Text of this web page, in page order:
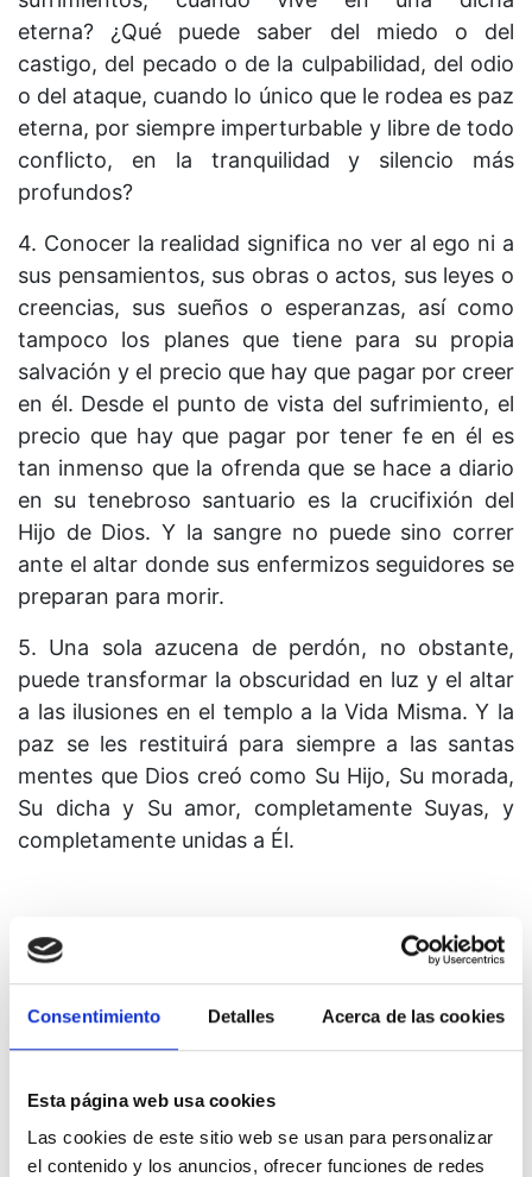
Consentimiento Detalles Acerca de las cookies
Esta página web usa cookies
Las cookies de este sitio web se usan para personalizar
el contenido y los anuncios, ofrecer funciones de redes
eterna? ¿Qué puede saber del miedo o del
castigo, del pecado o de la culpabilidad, del odio
o del ataque, cuando lo único que le rodea es paz
eterna, por siempre imperturbable y libre de todo
conflicto, en la tranquilidad y silencio más
profundos?
4. Conocer la realidad significa no ver al ego ni a
sus pensamientos, sus obras o actos, sus leyes o
creencias, sus sueños o esperanzas, así como
tampoco los planes que tiene para su propia
salvación y el precio que hay que pagar por creer
en él. Desde el punto de vista del sufrimiento, el
precio que hay que pagar por tener fe en él es
tan inmenso que la ofrenda que se hace a diario
en su tenebroso santuario es la crucifixión del
Hijo de Dios. Y la sangre no puede sino correr
ante el altar donde sus enfermizos seguidores se
preparan para morir.
5. Una sola azucena de perdón, no obstante,
puede transformar la obscuridad en luz y el altar
a las ilusiones en el templo a la Vida Misma. Y la
paz se les restituirá para siempre a las santas
mentes que Dios creó como Su Hijo, Su morada,
Su dicha y Su amor, completamente Suyas, y
completamente unidas a Él.
Se me concederá todo lo que pida.
1. Nadie desea el dolor. Pero puede creer que el